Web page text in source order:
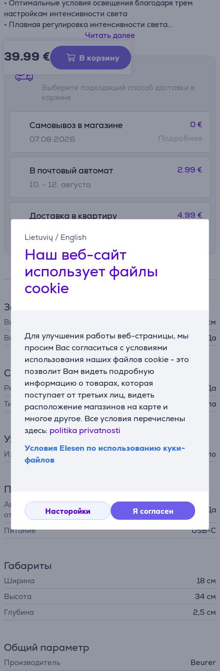
Lietuvių / English
Наш веб-сайт
использует файлы
cookie
Для улучшения работы веб-страницы, мы
просим Вас согласиться с условиями
использования наших файлов cookie - это
позволит Вам видеть подробную
информацию о товарах, которая
поступает от третьих лиц, видеть
расположение магазинов на карте и
многое другое. Все условия перечислены
здесь: politika privatnosti
Условия Elesen по использованию куки-
файлов
Насторойки Я согласен
• Оптимальные условия освещения благодаря трем
настройкам интенсивности света
• Плавная регулировка интенсивности света
• Увеличенная зеркальная поверхность 21 см
• Яркая подсветка с 33 светодиодами
• Кабель USB-C для простой зарядки
Читать далее
39.99 € В корзину
Способы доставки
Выберите подходящий способ доставки в
корзине
Самовывоз в магазине
07.08.2026
0 €
Подробнее
В почтовый автомат
10. - 12. августа
2.99 €
Доставка в квартиру 4.99 €
Спецификация
Зеркало
Высота зеркала
21 см
Встроенная подсветка
Да
Светильник
Регулировка яркости
Да
Тип лампы
светодиодная (LED) лампа
Уход за лицом
Изделие зеркало
Питание
Автоматическое
отключение
Да
Питание USB-C
Габариты
Ширина
18 см
Высота
34 см
Глубина
2,5 см
Общий параметр
Производитель
Beurer